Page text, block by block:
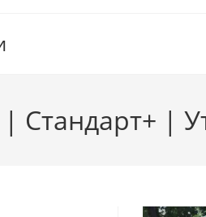
Стандарт+ |